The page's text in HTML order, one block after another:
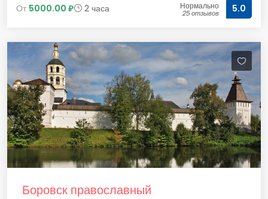
От 5000.00 ₽ 2 часа Нормально
25 отзывов 5.0
Боровск православный